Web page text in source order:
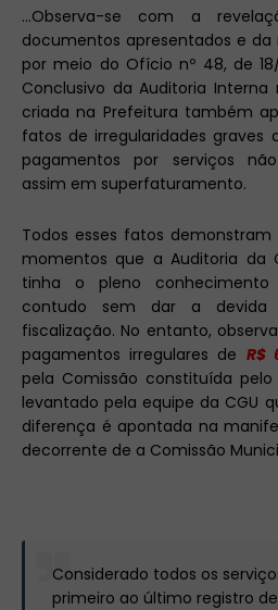
...Observa-se com a
documentos apresentados e
por meio do Ofício nº 48, de
Conclusivo da Auditoria Interna
criada na Prefeitura também
fatos de irregularidades graves
pagamentos por serviços
assim em superfaturamento.
Todos esses fatos demonstram
momentos que a Auditoria da
tinha o pleno
contudo sem dar a
fiscalização. No entanto,
pagamentos irregulares de R$
pela Comissão constituída
levantado pela equipe da CGU
diferença é apontada na
decorrente de a Comissão
Considerado todos os
primeiro ao último registro